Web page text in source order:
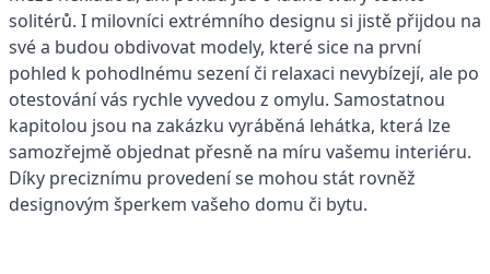
solitérů. I milovníci extrémního designu si jistě přijdou na
své a budou obdivovat modely, které sice na první
pohled k pohodlnému sezení či relaxaci nevybízejí, ale po
otestování vás rychle vyvedou z omylu. Samostatnou
kapitolou jsou na zakázku vyráběná lehátka, která lze
samozřejmě objednat přesně na míru vašemu interiéru.
Díky preciznímu provedení se mohou stát rovněž
designovým šperkem vašeho domu či bytu.